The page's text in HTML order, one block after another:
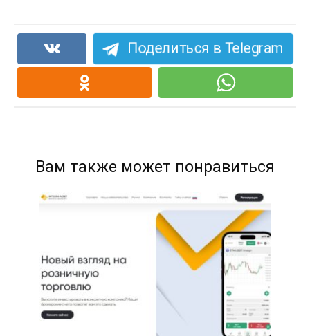
Поделиться в Telegram
Вам также может понравиться